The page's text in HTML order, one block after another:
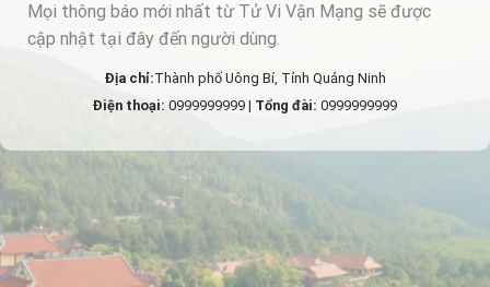
Mọi thông báo mới nhất từ Tử Vi Vận Mạng sẽ được
cập nhật tại đây đến người dùng.
Địa chỉ:Thành phố Uông Bí, Tỉnh Quảng Ninh
Điện thoại: 0999999999 | Tổng đài: 0999999999